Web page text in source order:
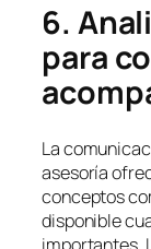
6.
para
La
asesoría
conceptos
disponible